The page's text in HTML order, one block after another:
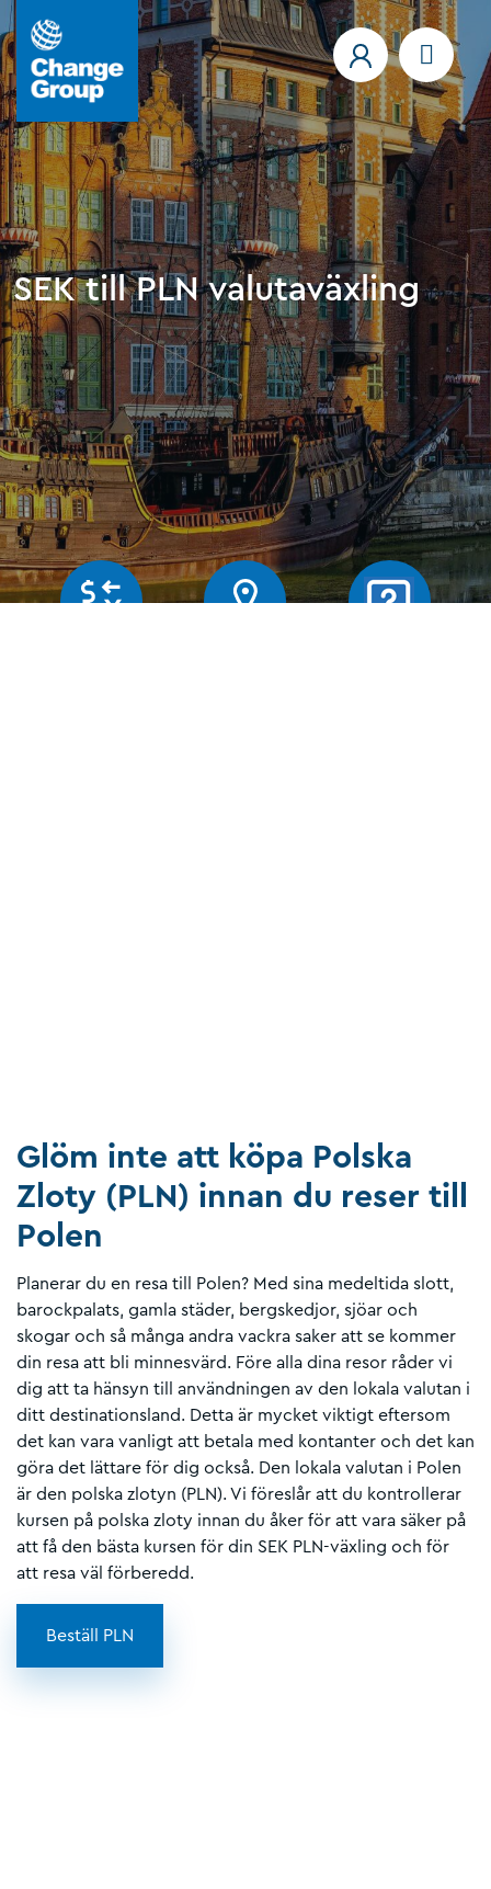
SEK till PLN valutaväxling
Glöm inte att köpa Polska
Zloty (PLN) innan du reser till
Polen
Planerar du en resa till Polen? Med sina medeltida slott,
barockpalats, gamla städer, bergskedjor, sjöar och
skogar och så många andra vackra saker att se kommer
din resa att bli minnesvärd. Före alla dina resor råder vi
dig att ta hänsyn till användningen av den lokala valutan i
ditt destinationsland. Detta är mycket viktigt eftersom
det kan vara vanligt att betala med kontanter och det kan
göra det lättare för dig också. Den lokala valutan i Polen
är den polska zlotyn (PLN). Vi föreslår att du kontrollerar
kursen på polska zloty innan du åker för att vara säker på
att få den bästa kursen för din SEK PLN-växling och för
att resa väl förberedd.
Beställ PLN